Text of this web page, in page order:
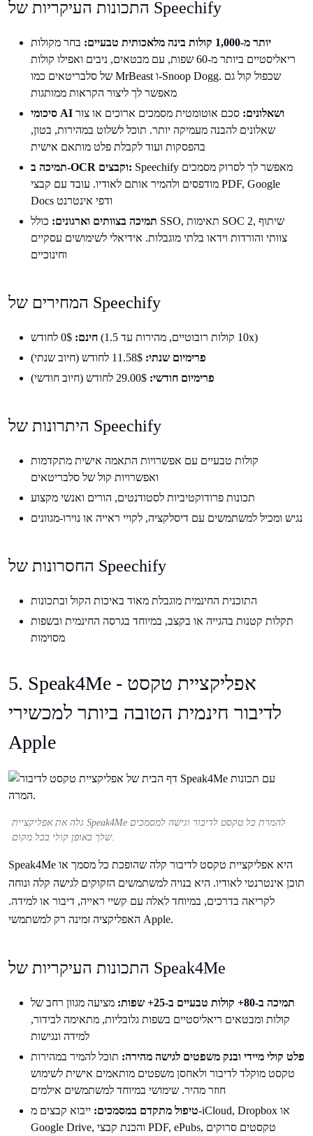
התכונות העיקריות של Speechify
יותר מ-1,000 קולות בינה מלאכותית טבעיים:
בחר מקולות
ריאליסטיים ביותר מ-60 שפות, עם מבטאים, ניבים ואפילו קולות
של סלבריטאים כמו MrBeast ו-Snoop Dogg. שכפול קול גם
מאפשר לך ליצור הקראות ממותגות
סיכומי AI ושאלונים: סכם אוטומטית מסמכים ארוכים או צור
שאלונים להבנה מעמיקה יותר. תוכל לשלוט במהירות, בטון,
בהפסקות ועוד לקבלת פלט מותאם אישית
תמיכה ב-OCR וקבצים: Speechify מאפשר לך לסרוק מסמכים
מודפסים ולהמיר אותם לאודיו. עובד עם קבצי PDF, Google
Docs ודפי אינטרנט
תמיכה בצוותים וארגונים: כולל SSO, תאימות SOC 2, שיתוף
צוותי והורדות וידאו בלתי מוגבלות. אידיאלי לשימושים עסקיים
וחינוכיים
המחירים של Speechify
חינם:
0$ לחודש (10 קולות רובוטיים, מהירות עד 1.5x)
פרימיום שנתי: 11.58$ לחודש (חיוב שנתי)
פרימיום חודשי: 29.00$ לחודש (חיוב חודשי)
היתרונות של Speechify
קולות טבעיים עם אפשרויות התאמה אישית מתקדמות
ואפשרויות קול של סלבריטאים
תכונות פרודוקטיביות לסטודנטים, הורים ואנשי מקצוע
נגיש ומכיל למשתמשים עם דיסלקציה, לקויי ראייה או נוירו-מגוונים
החסרונות של Speechify
התוכנית החינמית מוגבלת מאוד באיכות הקול ובתכונות
תקלות קטנות בהגייה או בקצב, במיוחד בגרסה החינמית ובשפות
מסוימות
5. Speak4Me - אפליקציית טקסט
לדיבור חינמית הטובה ביותר למכשירי
Apple
גלה את אפליקציית Speak4Me להמרת כל טקסט לדיבור וגישה למסמכים
שלך באופן קולי בכל מקום.
Speak4Me היא אפליקציית טקסט לדיבור קלה שהופכת כל מסמך או
תוכן אינטרנטי לאודיו. היא בנויה למשתמשים הזקוקים לגישה קלה ונוחה
לקריאה בדרכים, במיוחד לאלה עם קשיי ראייה, דיבור או למידה.
האפליקציה זמינה רק למשתמשי Apple.
התכונות העיקריות של Speak4Me
תמיכה ב-80+ קולות טבעיים ב-25+ שפות:
מציעה מגוון רחב של
קולות ומבטאים ריאליסטיים בשפות גלובליות, מתאימה לבידור,
למידה ונגישות
פלט קולי מיידי ובנק משפטים לגישה מהירה: תוכל להמיר במהירות
טקסט מוקלד לדיבור ולאחסן משפטים מותאמים אישית לשימוש
חוזר מהיר. שימושי במיוחד למשתמשים אילמים
טיפול מתקדם במסמכים: ייבוא קבצים מ-iCloud, Dropbox או
Google Drive, והכנת קבצי PDF, ePubs, טקסטים סרוקים